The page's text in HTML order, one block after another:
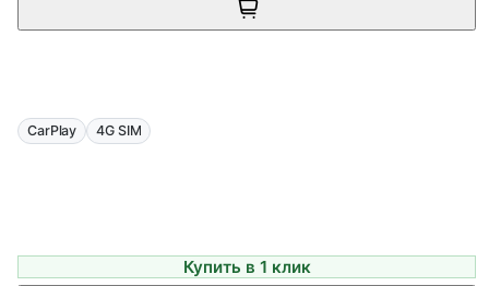
CarPlay 4G SIM
Купить в 1 клик